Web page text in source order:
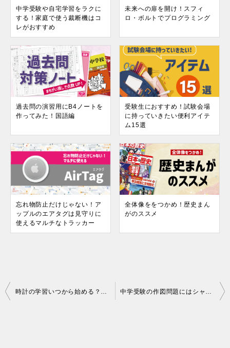
中学受験や自宅学習をラクに
する！家庭で使う裁断機はコ
レがおすすめ
未来への扉を開け！スフィ
ロ・ボルトでプログラミング
過去問の演習用にB4ノートを
作ってみた！国語編
受験生におすすめ！試験会場
に持っていきたい便利アイテ
ム15選
忘れ物防止だけじゃない！ア
ップルのエアタグは見守りに
使えるマルチなトラッカー
全体像ををつかめ！歴史まん
がのススメ
投
稿
時計の学習いつから始める？オススメの知育時計「スタディ目覚まし」 中学受験の作図問題にはシャープペン式コンパスがおすすめ！